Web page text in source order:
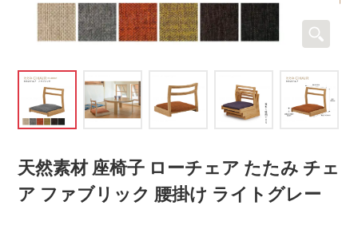
天然素材 座椅子 ローチェア たたみ チェ
ア ファブリック 腰掛け ライトグレー